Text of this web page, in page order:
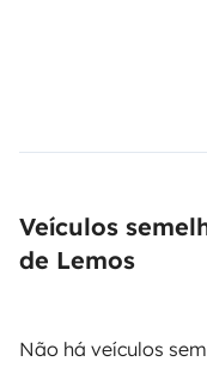
Veículos
de Lemos
Não há veículos